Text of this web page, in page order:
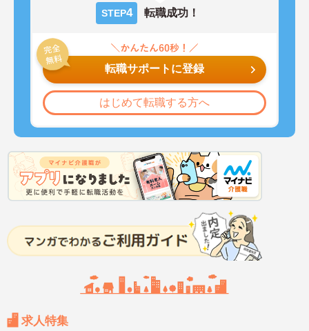
STEP4 転職成功！
転職サポートに登録
はじめて転職する方へ
求人特集